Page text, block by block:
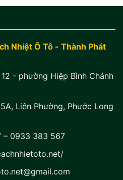
Nhiệt Ô Tô - Thành Phát
- phường Hiệp Bình Chánh
Liên Phường, Phước Long
– 0933 383 567